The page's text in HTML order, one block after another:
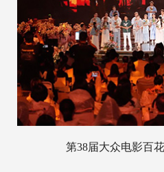
第38届大众电影百